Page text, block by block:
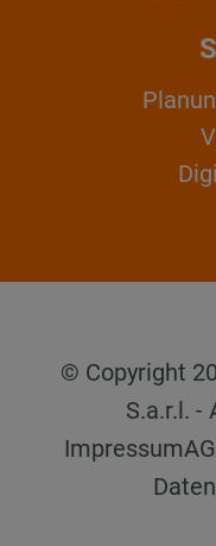
© Copyright
S.a.r.l. -
Impressum